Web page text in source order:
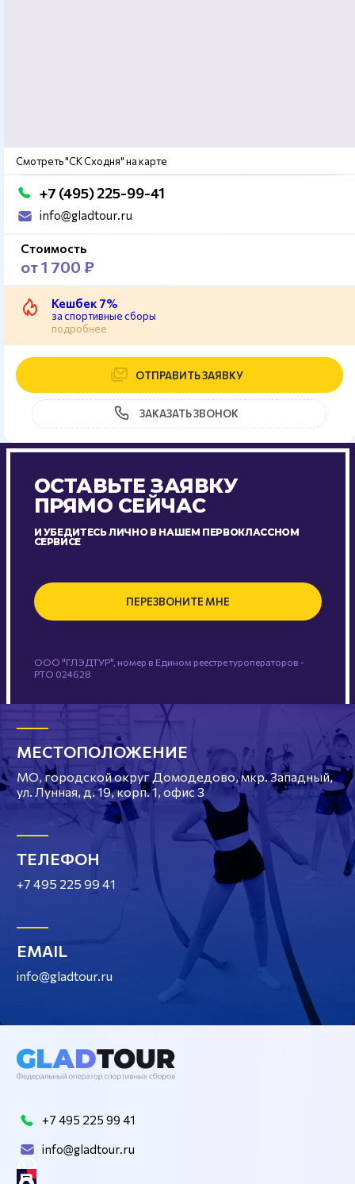
Смотреть "СК Сходня" на карте
+7 (495) 225-99-41
info@gladtour.ru
Стоимость
от 1 700 ₽
Кешбек 7%
за спортивные сборы
подробнее
ОТПРАВИТЬ ЗАЯВКУ
ЗАКАЗАТЬ ЗВОНОК
ОСТАВЬТЕ ЗАЯВКУ
ПРЯМО СЕЙЧАС
И УБЕДИТЕСЬ ЛИЧНО В НАШЕМ ПЕРВОКЛАССНОМ
СЕРВИСЕ
ПЕРЕЗВОНИТЕ МНЕ
ООО "ГЛЭДТУР", номер в Едином реестре туроператоров -
РТО 024628
МЕСТОПОЛОЖЕНИЕ
МО, городской округ Домодедово, мкр. Западный,
ул. Лунная, д. 19, корп. 1, офис 3
ТЕЛЕФОН
+7 495 225 99 41
EMAIL
info@gladtour.ru
+7 495 225 99 41
info@gladtour.ru